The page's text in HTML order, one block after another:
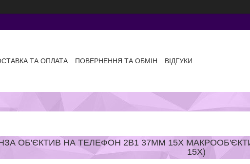
ТА ОПЛАТА ПОВЕРНЕННЯ ТА ОБМІН ВІДГУКИ
ОБ'ЄКТИВ НА ТЕЛЕФОН 2В1 37ММ 15X
15X)